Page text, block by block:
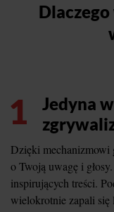
1
Jedyna
Dzięki
o Twoją uwagę i
inspirujących treści.
wielokrotnie zapali się